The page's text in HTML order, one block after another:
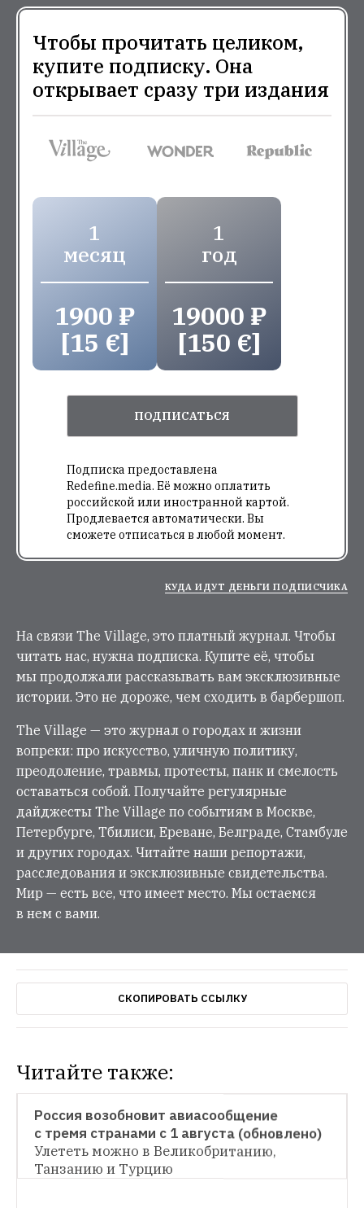
Чтобы прочитать целиком,
купите подписку. Она
открывает сразу три издания
1
месяц
1900 ₽
[15 €]
1
год
19000 ₽
[150 €]
ПОДПИСАТЬСЯ
Подписка предоставлена
Redefine.media. Её можно оплатить
российской или иностранной картой.
Продлевается автоматически. Вы
сможете отписаться в любой момент.
КУДА ИДУТ ДЕНЬГИ ПОДПИСЧИКА
На связи The Village, это платный журнал. Чтобы
читать нас, нужна подписка. Купите её, чтобы
мы продолжали рассказывать вам эксклюзивные
истории. Это не дороже, чем сходить в барбершоп.
The Village — это журнал о городах и жизни
вопреки: про искусство, уличную политику,
преодоление, травмы, протесты, панк и смелость
оставаться собой. Получайте регулярные
дайджесты The Village по событиям в Москве,
Петербурге, Тбилиси, Ереване, Белграде, Стамбуле
и других городах. Читайте наши репортажи,
расследования и эксклюзивные свидетельства.
Мир — есть все, что имеет место. Мы остаемся
в нем с вами.
СКОПИРОВАТЬ ССЫЛКУ
Читайте также:
НОВОСТИ
Россия возобновит авиасообщение
с тремя странами с 1 августа (обновлено)
Улететь можно в Великобританию,
Танзанию и Турцию